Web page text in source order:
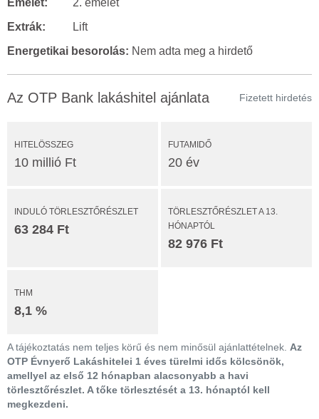
Emelet:
2. emelet
Extrák:
Lift
Energetikai besorolás: Nem adta meg a hirdető
Az OTP Bank lakáshitel ajánlata Fizetett hirdetés
HITELÖSSZEG
10 millió Ft
FUTAMIDŐ
20 év
INDULÓ TÖRLESZTŐRÉSZLET
63 284 Ft
TÖRLESZTŐRÉSZLET A 13.
HÓNAPTÓL
82 976 Ft
THM
8,1 %
A tájékoztatás nem teljes körű és nem minősül ajánlattételnek. Az
OTP Évnyerő Lakáshitelei 1 éves türelmi idős kölcsönök,
amellyel az első 12 hónapban alacsonyabb a havi
törlesztőrészlet. A tőke törlesztését a 13. hónaptól kell
megkezdeni.